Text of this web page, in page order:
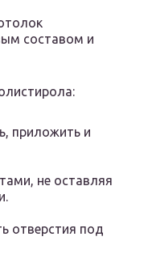
составом и
приложить и
не оставляя
отверстия под